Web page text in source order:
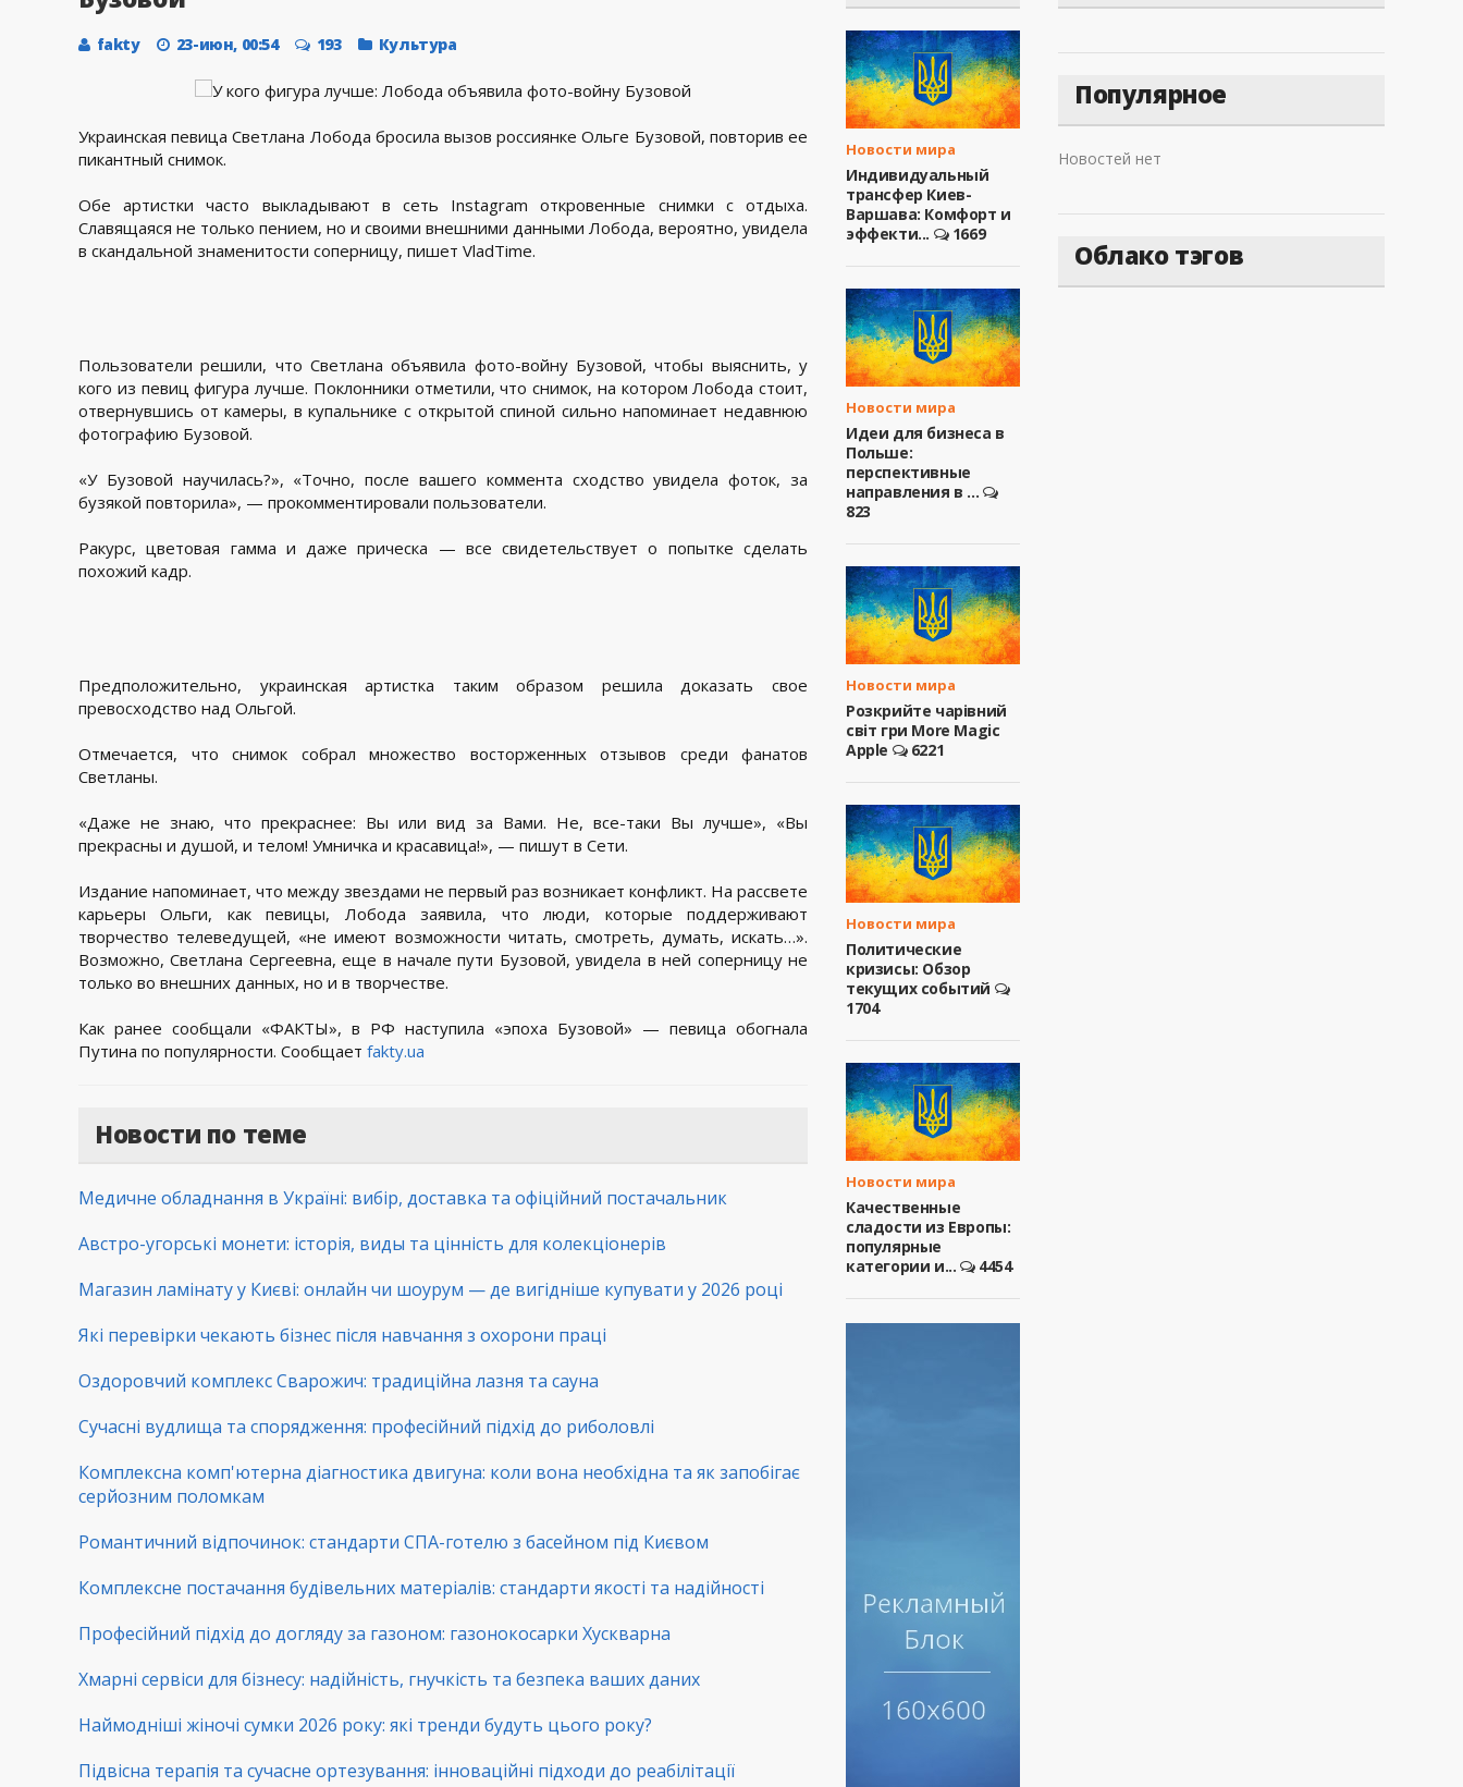
fakty 23-июн, 00:54 193 Культура
Украинская певица Светлана Лобода бросила вызов россиянке Ольге Бузовой, повторив ее
пикантный снимок.
Обе артистки часто выкладывают в сеть Instagram откровенные снимки с отдыха.
Славящаяся не только пением, но и своими внешними данными Лобода, вероятно, увидела
в скандальной знаменитости соперницу, пишет VladTime.
Пользователи решили, что Светлана объявила фото-войну Бузовой, чтобы выяснить, у
кого из певиц фигура лучше. Поклонники отметили, что снимок, на котором Лобода стоит,
отвернувшись от камеры, в купальнике с открытой спиной сильно напоминает недавнюю
фотографию Бузовой.
«У Бузовой научилась?», «Точно, после вашего коммента сходство увидела фоток, за
бузякой повторила», — прокомментировали пользователи.
Ракурс, цветовая гамма и даже прическа — все свидетельствует о попытке сделать
похожий кадр.
Предположительно, украинская артистка таким образом решила доказать свое
превосходство над Ольгой.
Отмечается, что снимок собрал множество восторженных отзывов среди фанатов
Светланы.
«Даже не знаю, что прекраснее: Вы или вид за Вами. Не, все-таки Вы лучше», «Вы
прекрасны и душой, и телом! Умничка и красавица!», — пишут в Сети.
Издание напоминает, что между звездами не первый раз возникает конфликт. На рассвете
карьеры Ольги, как певицы, Лобода заявила, что люди, которые поддерживают
творчество телеведущей, «не имеют возможности читать, смотреть, думать, искать…».
Возможно, Светлана Сергеевна, еще в начале пути Бузовой, увидела в ней соперницу не
только во внешних данных, но и в творчестве.
Как ранее сообщали «ФАКТЫ», в РФ наступила «эпоха Бузовой» — певица обогнала
Путина по популярности. Сообщает fakty.ua
Новости по теме
Медичне обладнання в Україні: вибір, доставка та офіційний постачальник
Австро-угорські монети: історія, виды та цінність для колекціонерів
Магазин ламінату у Києві: онлайн чи шоурум — де вигідніше купувати у 2026 році
Які перевірки чекають бізнес після навчання з охорони праці
Оздоровчий комплекс Сварожич: традиційна лазня та сауна
Сучасні вудлища та спорядження: професійний підхід до риболовлі
Комплексна комп'ютерна діагностика двигуна: коли вона необхідна та як запобігає
серйозним поломкам
Романтичний відпочинок: стандарти СПА-готелю з басейном під Києвом
Комплексне постачання будівельних матеріалів: стандарти якості та надійності
Професійний підхід до догляду за газоном: газонокосарки Хускварна
Хмарні сервіси для бізнесу: надійність, гнучкість та безпека ваших даних
Наймодніші жіночі сумки 2026 року: які тренди будуть цього року?
Підвісна терапія та сучасне ортезування: інноваційні підходи до реабілітації
Новости мира
Индивидуальный
трансфер Киев-
Варшава: Комфорт и
эффекти...
1669
Новости мира
Идеи для бизнеса в
Польше:
перспективные
направления в ...
823
Новости мира
Розкрийте чарівний
світ гри More Magic
Apple
6221
Новости мира
Политические
кризисы: Обзор
текущих событий
1704
Новости мира
Качественные
сладости из Европы:
популярные
категории и...
4454
Популярное
Новостей нет
Облако тэгов